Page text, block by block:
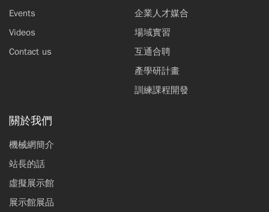
Events
Videos
Contact us
企業人才媒合
場域實習
互通合聘
產學研計畫
訓練課程開發
關於我們
機械網簡介
站長的話
虛擬展示館
展示館展品